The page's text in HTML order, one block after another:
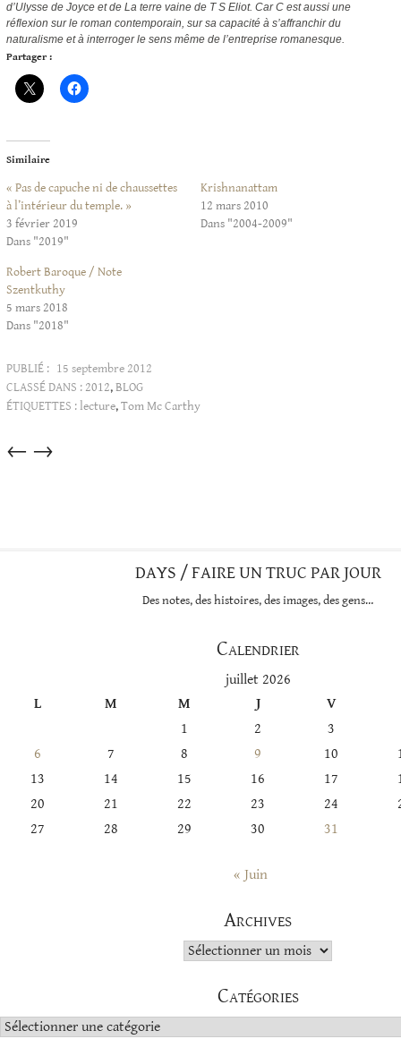
d’Ulysse de Joyce et de La terre vaine de T S Eliot. Car C est aussi une
réflexion sur le roman contemporain, sur sa capacité à s’affranchir du
naturalisme et à interroger le sens même de l’entreprise romanesque.
Partager :
Similaire
« Pas de capuche ni de chaussettes
à l’intérieur du temple. »
3 février 2019
Dans "2019"
Krishnanattam
12 mars 2010
Dans "2004-2009"
Robert Baroque / Note
Szentkuthy
5 mars 2018
Dans "2018"
PUBLIÉ : 15 septembre 2012
CLASSÉ DANS : 2012,BLOG
ÉTIQUETTES :lecture,Tom Mc Carthy
Articles
→
←
DAYS / FAIRE UN TRUC PAR JOUR
Des notes, des histoires, des images, des gens…
Calendrier
juillet 2026
L
M M J
V
1
2
3
6
7 8 9 10
13
14 15 16 17
20
21 22 23 24
27
28 29 30 31
« Juin
Archives
Archives
Catégories
Catégories